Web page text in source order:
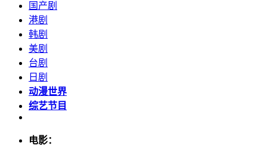
国产剧
港剧
韩剧
美剧
台剧
日剧
动漫世界
综艺节目
电影：